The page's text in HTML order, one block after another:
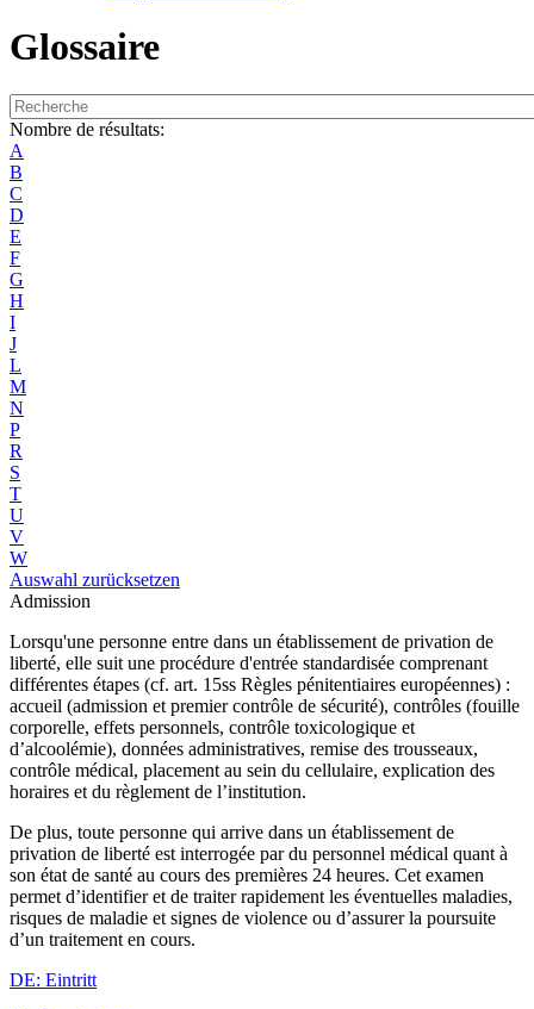
Glossaire
Nombre de résultats:
A
B
C
D
E
F
G
H
I
J
L
M
N
P
R
S
T
U
V
W
Auswahl zurücksetzen
Admission
Lorsqu'une personne entre dans un établissement de privation de
liberté, elle suit une procédure d'entrée standardisée comprenant
différentes étapes (cf. art. 15ss Règles pénitentiaires européennes) :
accueil (admission et premier contrôle de sécurité), contrôles (fouille
corporelle, effets personnels, contrôle toxicologique et
d’alcoolémie), données administratives, remise des trousseaux,
contrôle médical, placement au sein du cellulaire, explication des
horaires et du règlement de l’institution.
De plus, toute personne qui arrive dans un établissement de
privation de liberté est interrogée par du personnel médical quant à
son état de santé au cours des premières 24 heures. Cet examen
permet d’identifier et de traiter rapidement les éventuelles maladies,
risques de maladie et signes de violence ou d’assurer la poursuite
d’un traitement en cours.
DE: Eintritt